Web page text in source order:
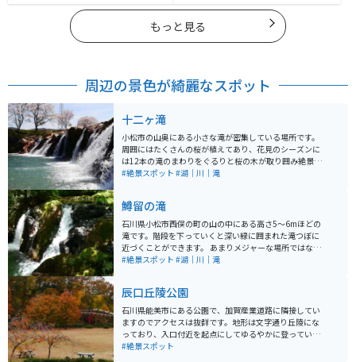
もっと見る
周辺の景色が綺麗なスポット
十二ヶ滝
小松市の山奥にある小さな滝が密集している場所です。
周囲にはたくさんの桜が植えてあり、花見のシーズンに
は12本の滝のまわりをぐるりと桜の木が取り囲み絶景と
なります。すぐ隣に広めの駐車場があるので、車やバイ
の近くまでいけます。 滝の近くまでは石の多い足元を歩
くことになりますので、小さなお子様やお年寄りには注
意が必要になります。オススメはやはり桜が満開の4月に
なりますが、それ以外の季節でも滝と川の風景とせせら
ぎの音によりいつでもリフレッシュできます。
#絶景スポット #湖｜川｜滝
鱒留の滝
石川県小松市西俣の町の山の中にある高さ5～6mほどの
滝です。階段を下っていくと深い緑に囲まれた滝つぼに
近づくことができます。 あまりメジャーな場所ではない
のか、ほとんど人はいないので、存分に自分だけの時間
#絶景スポット #湖｜川｜滝
辰口丘陵公園
石川県能美市にある公園で、加賀産業道路に隣接してい
ますのでアクセスは抜群です。地形は文字通り丘陵にな
っており、入口付近を起点にしてゆるやかに登っていく
感じになります。途中には足漕ぎボートが楽しめる池
#絶景スポット